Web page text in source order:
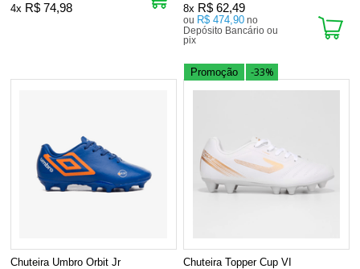
4x R$ 74,98 8x R$ 62,49
ou R$ 474,90 no
Depósito Bancário ou
pix
Chuteira Umbro Orbit Jr
Promoção -33%
Chuteira Topper Cup VI